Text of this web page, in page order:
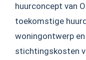
huurconcept van
toekomstige
woningontwerp
stichtingskosten